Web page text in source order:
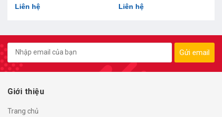
Liên hệ
Liên hệ
Gửi email
Giới thiệu
Trang chủ